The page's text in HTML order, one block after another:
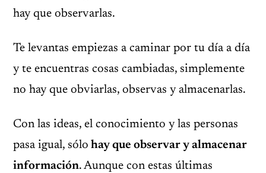
hay que observarlas.
Te levantas empiezas a caminar por tu día a día
y te encuentras cosas cambiadas, simplemente
no hay que obviarlas, observas y almacenarlas.
Con las ideas, el conocimiento y las personas
pasa igual, sólo hay que observar y almacenar
información. Aunque con estas últimas